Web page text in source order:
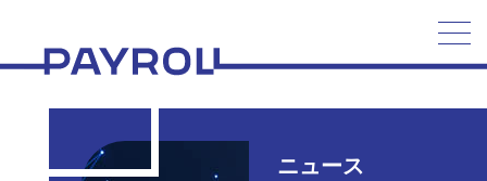
ペイロール
ニュース